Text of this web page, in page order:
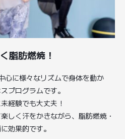
脂肪燃焼！
心に様々なリズムで身体を動か
プログラムです。
経験でも大丈夫！
しく汗をかきながら、脂肪燃焼・
効果的です。